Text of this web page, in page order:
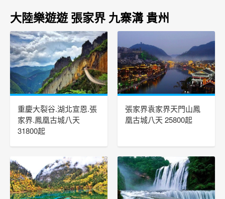
大陸樂遊遊 張家界 九寨溝 貴州
重慶大裂谷.湖北宣恩.張
家界.鳳凰古城八天
31800起
張家界袁家界天門山鳳
凰古城八天 25800起